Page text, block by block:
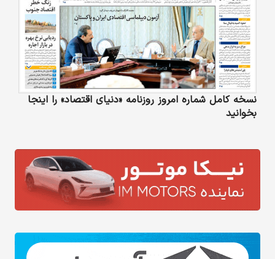
نسخه کامل شماره امروز روزنامه «دنیای‌ اقتصاد» را اینجا
بخوانید